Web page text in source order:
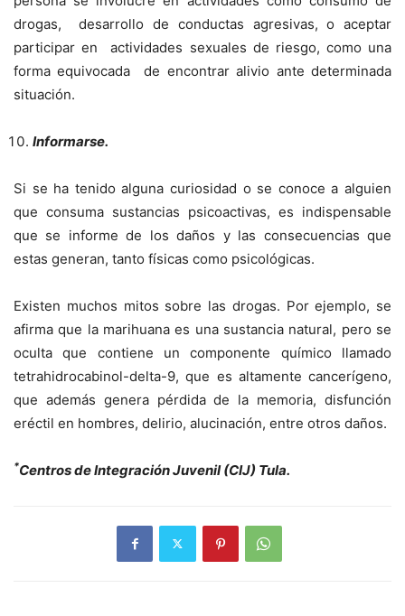
drogas, desarrollo de conductas agresivas, o aceptar
participar en actividades sexuales de riesgo, como una
forma equivocada de encontrar alivio ante determinada
situación.
Informarse.
Si se ha tenido alguna curiosidad o se conoce a alguien
que consuma sustancias psicoactivas, es indispensable
que se informe de los daños y las consecuencias que
estas generan, tanto físicas como psicológicas.
Existen muchos mitos sobre las drogas. Por ejemplo, se
afirma que la marihuana es una sustancia natural, pero se
oculta que contiene un componente químico llamado
tetrahidrocabinol-delta-9, que es altamente cancerígeno,
que además genera pérdida de la memoria, disfunción
eréctil en hombres, delirio, alucinación, entre otros daños.
*Centros de Integración Juvenil (CIJ) Tula.